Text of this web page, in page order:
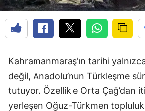
Kahramanmaraş’ın tarihi
değil, Anadolu’nun Türkleşme
tutuyor. Özellikle Orta Çağ’dan
yerleşen Oğuz-Türkmen